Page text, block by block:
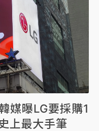
媒曝LG要採購1
上最大手筆